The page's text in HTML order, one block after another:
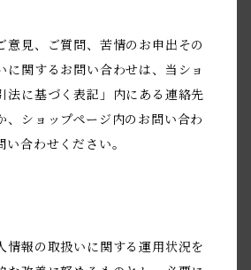
意見、ご質問、苦情のお申出その
に関するお問い合わせは、当ショ
法に基づく表記」内にある連絡先
、ショップページ内のお問い合わ
合わせください。
情報の取扱いに関する運用状況を